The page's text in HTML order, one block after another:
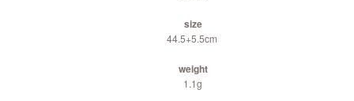
size
44.5+5.5cm
weight
1.1g